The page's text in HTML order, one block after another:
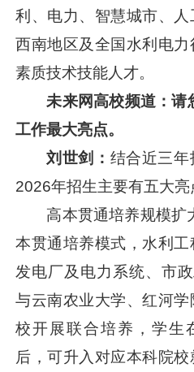
利、电力、智慧城市、
西南地区及全国水利电
素质技术技能人才。
未来网高校频道：请
工作最大亮点。
刘世剑： 结合近三年
2026年招生主要有五大亮
高本贯通培养规模扩
本贯通培养模式，水利工
发电厂及电力系统、市
与云南农业大学、红河
校开展联合培养，学生
后，可升入对应本科院